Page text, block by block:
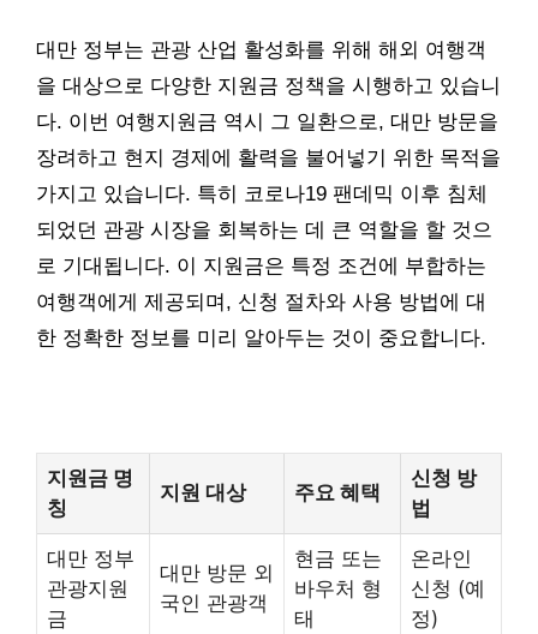
대만 정부는 관광 산업 활성화를 위해 해외 여행객
을 대상으로 다양한 지원금 정책을 시행하고 있습니
다. 이번 여행지원금 역시 그 일환으로, 대만 방문을
장려하고 현지 경제에 활력을 불어넣기 위한 목적을
가지고 있습니다. 특히 코로나19 팬데믹 이후 침체
되었던 관광 시장을 회복하는 데 큰 역할을 할 것으
로 기대됩니다. 이 지원금은 특정 조건에 부합하는
여행객에게 제공되며, 신청 절차와 사용 방법에 대
한 정확한 정보를 미리 알아두는 것이 중요합니다.
지원금 명
칭
지원 대상 주요 혜택
신청 방
법
대만 정부
관광지원
금
대만 방문 외
국인 관광객
현금 또는
바우처 형
태
온라인
신청 (예
정)